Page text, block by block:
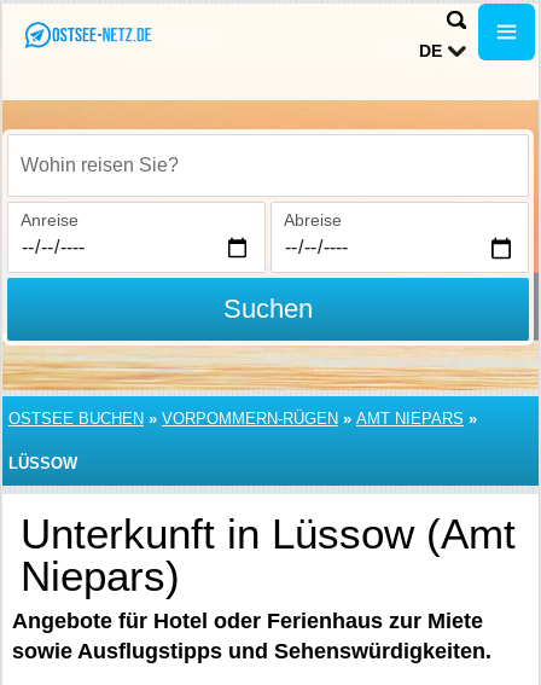
DE
Wohin reisen Sie?
Anreise Abreise
Suchen
OSTSEE BUCHEN » VORPOMMERN-RÜGEN » AMT NIEPARS »
LÜSSOW
Unterkunft in Lüssow (Amt
Niepars)
Angebote für Hotel oder Ferienhaus zur Miete
sowie Ausflugstipps und Sehenswürdigkeiten.